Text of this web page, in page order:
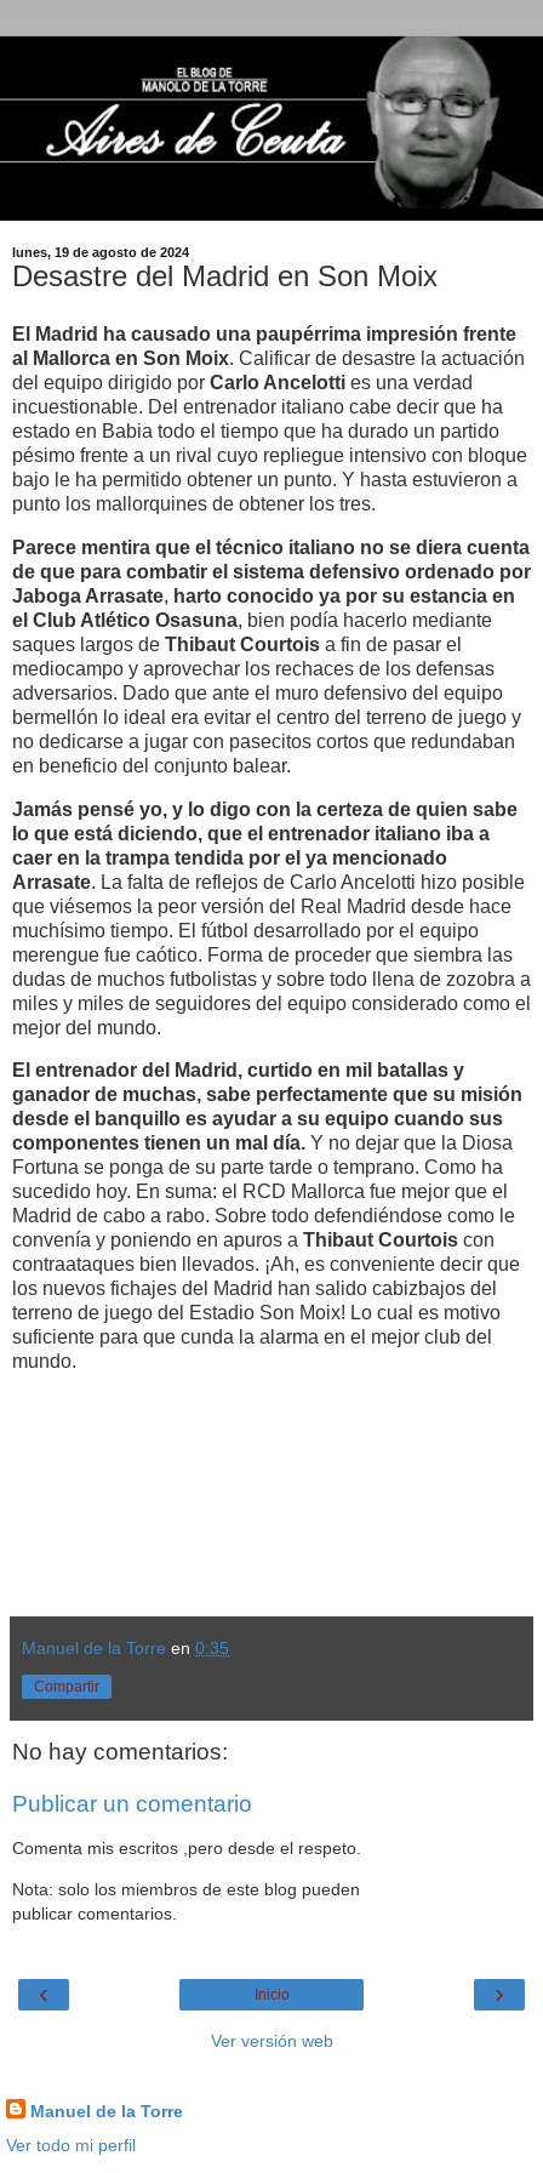
lunes, 19 de agosto de 2024
Desastre del Madrid en Son Moix
El Madrid ha causado una paupérrima impresión frente
al Mallorca en Son Moix. Calificar de desastre la actuación
del equipo dirigido por Carlo Ancelotti es una verdad
incuestionable. Del entrenador italiano cabe decir que ha
estado en Babia todo el tiempo que ha durado un partido
pésimo frente a un rival cuyo repliegue intensivo con bloque
bajo le ha permitido obtener un punto. Y hasta estuvieron a
punto los mallorquines de obtener los tres.
Parece mentira que el técnico italiano no se diera cuenta
de que para combatir el sistema defensivo ordenado por
Jaboga Arrasate, harto conocido ya por su estancia en
el Club Atlético Osasuna, bien podía hacerlo mediante
saques largos de Thibaut Courtois a fin de pasar el
mediocampo y aprovechar los rechaces de los defensas
adversarios. Dado que ante el muro defensivo del equipo
bermellón lo ideal era evitar el centro del terreno de juego y
no dedicarse a jugar con pasecitos cortos que redundaban
en beneficio del conjunto balear.
Jamás pensé yo, y lo digo con la certeza de quien sabe
lo que está diciendo, que el entrenador italiano iba a
caer en la trampa tendida por el ya mencionado
Arrasate. La falta de reflejos de Carlo Ancelotti hizo posible
que viésemos la peor versión del Real Madrid desde hace
muchísimo tiempo. El fútbol desarrollado por el equipo
merengue fue caótico. Forma de proceder que siembra las
dudas de muchos futbolistas y sobre todo llena de zozobra a
miles y miles de seguidores del equipo considerado como el
mejor del mundo.
El entrenador del Madrid, curtido en mil batallas y
ganador de muchas, sabe perfectamente que su misión
desde el banquillo es ayudar a su equipo cuando sus
componentes tienen un mal día. Y no dejar que la Diosa
Fortuna se ponga de su parte tarde o temprano. Como ha
sucedido hoy. En suma: el RCD Mallorca fue mejor que el
Madrid de cabo a rabo. Sobre todo defendiéndose como le
convenía y poniendo en apuros a Thibaut Courtois con
contraataques bien llevados. ¡Ah, es conveniente decir que
los nuevos fichajes del Madrid han salido cabizbajos del
terreno de juego del Estadio Son Moix! Lo cual es motivo
suficiente para que cunda la alarma en el mejor club del
mundo.
Manuel de la Torre en 0:35
Compartir
No hay comentarios:
Publicar un comentario
Comenta mis escritos ,pero desde el respeto.
Nota: solo los miembros de este blog pueden
publicar comentarios.
‹ ›
Inicio
Ver versión web
Manuel de la Torre
Ver todo mi perfil